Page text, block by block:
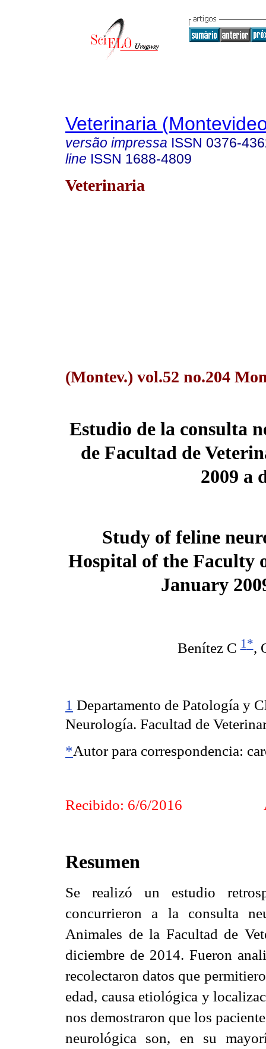
Veterinaria
versão impressa ISSN 0376-
line ISSN 1688-4809
Veterinaria
(Montev.) vol.52 no.204
Estudio de la consulta
de Facultad de
2009 a
Study of feline
Hospital of the Faculty
January
Benítez C1*,
1 Departamento de Patología y
Neurología. Facultad de
*Autor para correspondencia:
Recibido: 6/6/2016
Resumen
Se realizó un estudio
concurrieron a la consulta
Animales de la Facultad de
diciembre de 2014. Fueron
recolectaron datos que
edad, causa etiológica y
nos demostraron que los
neurológica son, en su